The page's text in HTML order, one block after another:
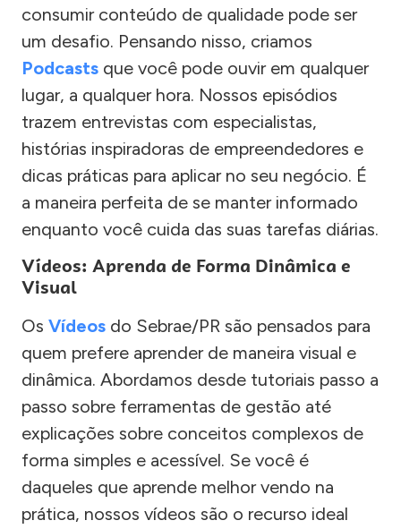
consumir conteúdo de qualidade pode ser
um desafio. Pensando nisso, criamos
Podcasts que você pode ouvir em qualquer
lugar, a qualquer hora. Nossos episódios
trazem entrevistas com especialistas,
histórias inspiradoras de empreendedores e
dicas práticas para aplicar no seu negócio. É
a maneira perfeita de se manter informado
enquanto você cuida das suas tarefas diárias.
Vídeos: Aprenda de Forma Dinâmica e
Visual
Os Vídeos do Sebrae/PR são pensados para
quem prefere aprender de maneira visual e
dinâmica. Abordamos desde tutoriais passo a
passo sobre ferramentas de gestão até
explicações sobre conceitos complexos de
forma simples e acessível. Se você é
daqueles que aprende melhor vendo na
prática, nossos vídeos são o recurso ideal